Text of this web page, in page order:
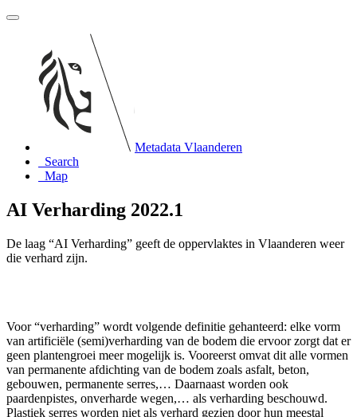
Metadata Vlaanderen
Search
Map
AI Verharding 2022.1
De laag “AI Verharding” geeft de oppervlaktes in Vlaanderen weer
die verhard zijn.
Voor “verharding” wordt volgende definitie gehanteerd: elke vorm
van artificiële (semi)verharding van de bodem die ervoor zorgt dat er
geen plantengroei meer mogelijk is. Vooreerst omvat dit alle vormen
van permanente afdichting van de bodem zoals asfalt, beton,
gebouwen, permanente serres,… Daarnaast worden ook
paardenpistes, onverharde wegen,… als verharding beschouwd.
Plastiek serres worden niet als verhard gezien door hun meestal